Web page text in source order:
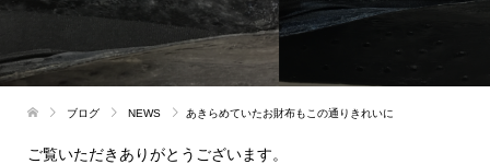
ブログ NEWS あきらめていたお財布もこの通りきれいに
ご覧いただきありがとうございます。